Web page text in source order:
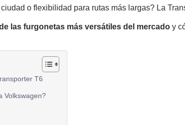
o flexibilidad para rutas más largas? La
las furgonetas más versátiles del mercado y
T6
Volkswagen?